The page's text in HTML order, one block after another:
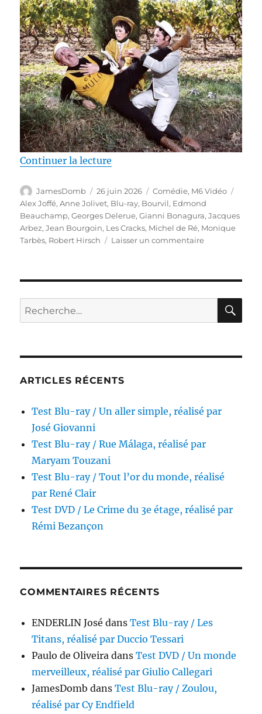
Continuer la lecture
Auteur
JamesDomb
Publié
le
26 juin 2026 Catégories
Comédie, M6 Vidéo
Alex Joffé,Anne Jolivet, Blu-ray, Bourvil, Edmond
Beauchamp,Georges Delerue,Gianni Bonagura,Jacques
Arbez,Jean Bourgoin, Les Cracks, Michel de Ré, Monique
Tarbès, Robert Hirsch Laisser un commentairesur
Les
Cracks,
réalisé
Recherche
pour :
ARTICLES RÉCENTS
Test Blu-ray / Un aller simple, réalisé par
José Giovanni
Test Blu-ray / Rue Málaga, réalisé par
Maryam Touzani
Test Blu-ray / Tout l’or du monde, réalisé
par René Clair
Test DVD / Le Crime du 3e étage, réalisé par
Rémi Bezançon
COMMENTAIRES RÉCENTS
ENDERLIN José dansTest Blu-ray / Les
Titans, réalisé par Duccio Tessari
Paulo de Oliveira dansTest DVD / Un monde
merveilleux, réalisé par Giulio Callegari
JamesDomb dansTest Blu-ray / Zoulou,
réalisé par Cy Endfield